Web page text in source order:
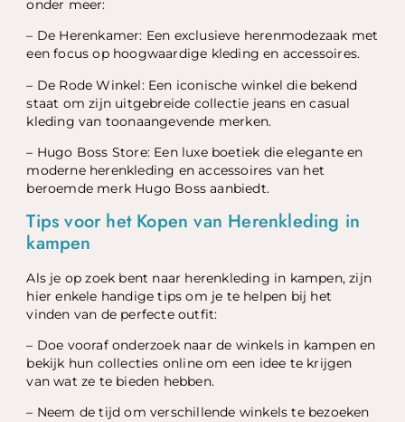
onder meer:
– De Herenkamer: Een exclusieve herenmodezaak met
een focus op hoogwaardige kleding en accessoires.
– De Rode Winkel: Een iconische winkel die bekend
staat om zijn uitgebreide collectie jeans en casual
kleding van toonaangevende merken.
– Hugo Boss Store: Een luxe boetiek die elegante en
moderne herenkleding en accessoires van het
beroemde merk Hugo Boss aanbiedt.
Tips voor het Kopen van Herenkleding in
kampen
Als je op zoek bent naar herenkleding in kampen, zijn
hier enkele handige tips om je te helpen bij het
vinden van de perfecte outfit:
– Doe vooraf onderzoek naar de winkels in kampen en
bekijk hun collecties online om een idee te krijgen
van wat ze te bieden hebben.
– Neem de tijd om verschillende winkels te bezoeken